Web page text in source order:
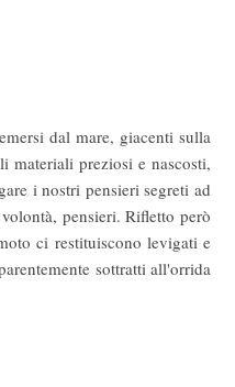
dal mare, giacenti sulla
materiali preziosi e nascosti,
i nostri pensieri segreti ad
pensieri. Rifletto però
ci restituiscono levigati e
sottratti all'orrida